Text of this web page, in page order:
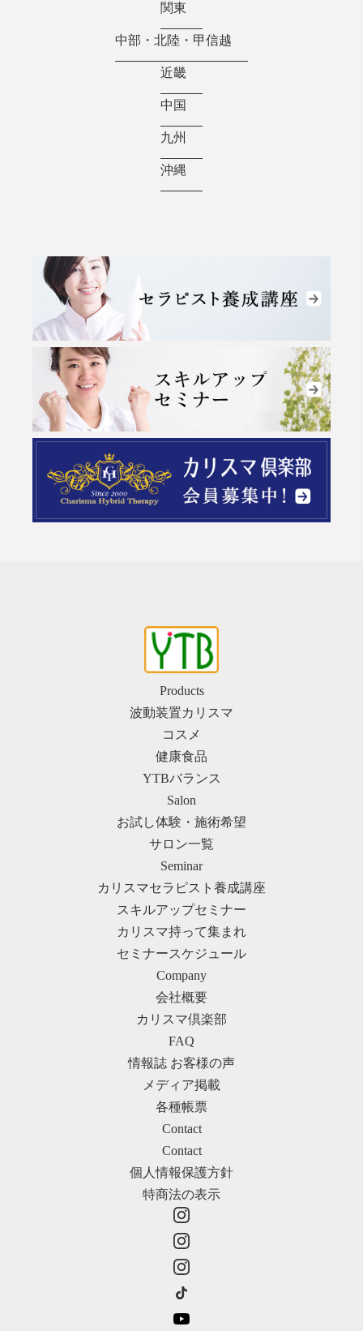
関東
中部・北陸・甲信越
近畿
中国
九州
沖縄
Products
波動装置カリスマ
コスメ
健康食品
YTBバランス
Salon
お試し体験・施術希望
サロン一覧
Seminar
カリスマセラピスト養成講座
スキルアップセミナー
カリスマ持って集まれ
セミナースケジュール
Company
会社概要
カリスマ倶楽部
FAQ
情報誌 お客様の声
メディア掲載
各種帳票
Contact
Contact
個人情報保護方針
特商法の表示